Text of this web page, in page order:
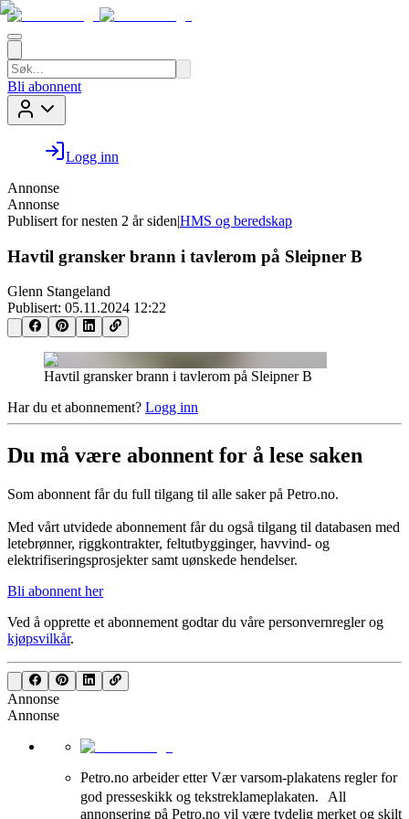
Bli abonnent
Logg inn
Annonse
Annonse
Publisert for nesten 2 år siden|HMS og beredskap
Havtil gransker brann i tavlerom på Sleipner B
Glenn Stangeland
Publisert: 05.11.2024 12:22
Havtil gransker brann i tavlerom på Sleipner B
Har du et abonnement? Logg inn
Du må være abonnent for å lese saken
Som abonnent får du full tilgang til alle saker på Petro.no.
Med vårt utvidede abonnement får du også tilgang til databasen med
letebrønner, riggkontrakter, feltutbygginger, havvind- og
elektrifiseringsprosjekter samt uønskede hendelser.
Bli abonnent her
Ved å opprette et abonnement godtar du våre personvernreglerog
kjøpsvilkår.
Annonse
Annonse
Petro.no arbeider etter Vær varsom-plakatens regler for
god presseskikk og tekstreklameplakaten. All
annonsering på Petro.no vil være tydelig merket og skilt